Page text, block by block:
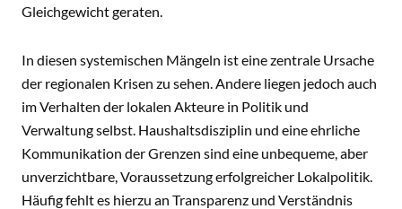
Gleichgewicht geraten.
In diesen systemischen Mängeln ist eine zentrale Ursache
der regionalen Krisen zu sehen. Andere liegen jedoch auch
im Verhalten der lokalen Akteure in Politik und
Verwaltung selbst. Haushaltsdisziplin und eine ehrliche
Kommunikation der Grenzen sind eine unbequeme, aber
unverzichtbare, Voraussetzung erfolgreicher Lokalpolitik.
Häufig fehlt es hierzu an Transparenz und Verständnis